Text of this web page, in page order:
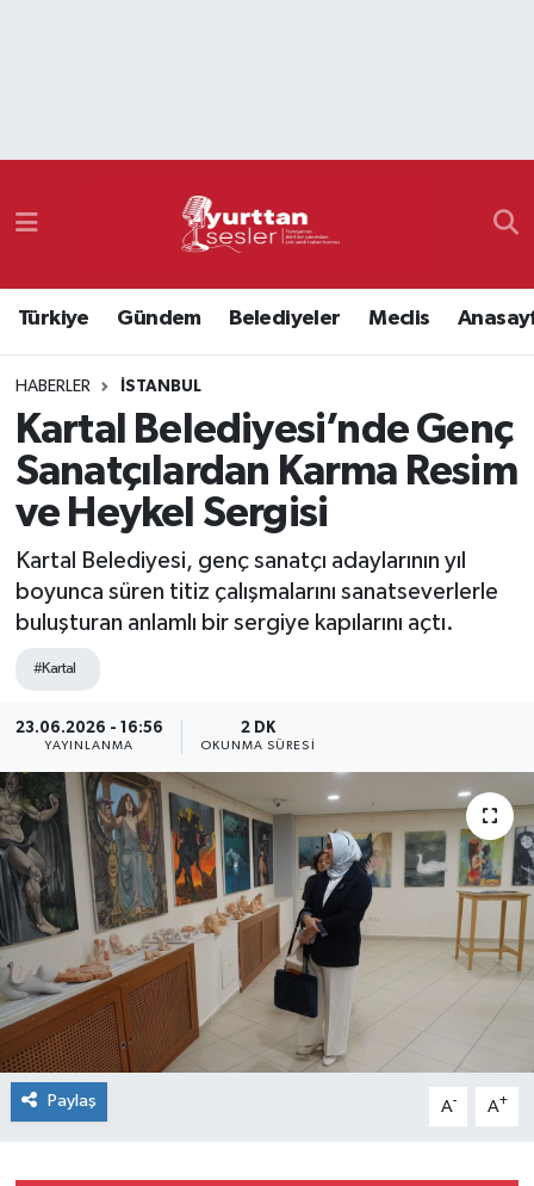
Türkiye Gündem Belediyeler Meclis
HABERLER İSTANBUL
Kartal Belediyesi’nde Genç
Sanatçılardan Karma Resim
ve Heykel Sergisi
Kartal Belediyesi, genç sanatçı adaylarının yıl
boyunca süren titiz çalışmalarını sanatseverlerle
buluşturan anlamlı bir sergiye kapılarını açtı.
#Kartal
23.06.2026 - 16:56
YAYINLANMA
2 DK
OKUNMA SÜRESI
Paylaş A- A+
Namaz Vakitleri
Süper Lig Puan Durumu ve Fikstür
Tüm Manşetler
Son Dakika Haberleri
Haber Arşivi